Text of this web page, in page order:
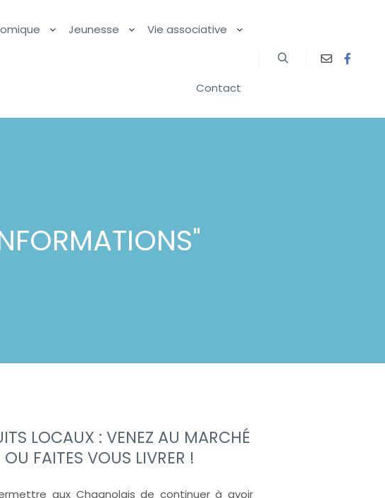
Jeunesse Vie associative
Contact
"
LOCAUX : VENEZ AU MARCHÉ
OU FAITES VOUS LIVRER !
aux Chagnolais de continuer à avoir